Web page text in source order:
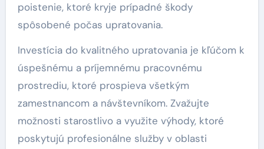
poistenie, ktoré kryje prípadné škody
spôsobené počas upratovania.
Investícia do kvalitného upratovania je kľúčom k
úspešnému a príjemnému pracovnému
prostrediu, ktoré prospieva všetkým
zamestnancom a návštevníkom. Zvažujte
možnosti starostlivo a využite výhody, ktoré
poskytujú profesionálne služby v oblasti